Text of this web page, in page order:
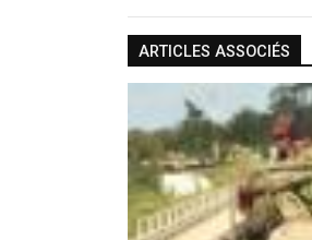
ARTICLES ASSOCIÉS